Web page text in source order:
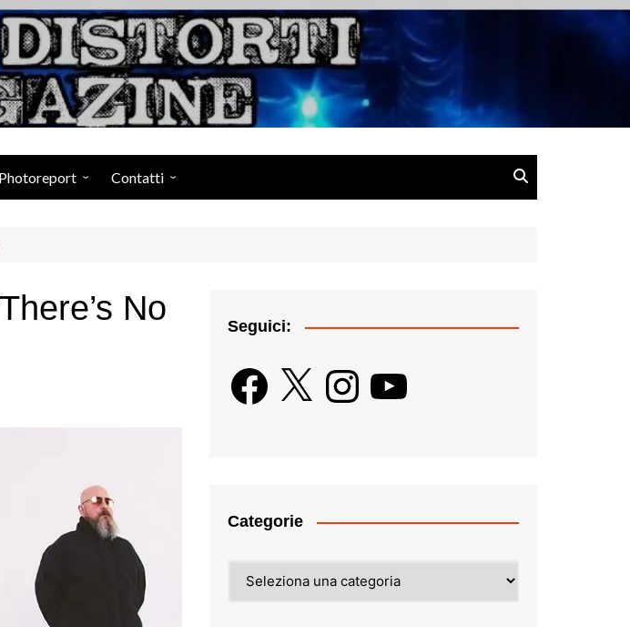
Suoni Distorti Magazine
Contatti
No
Seguici:
Facebook
X InstagramYouTube
Categorie